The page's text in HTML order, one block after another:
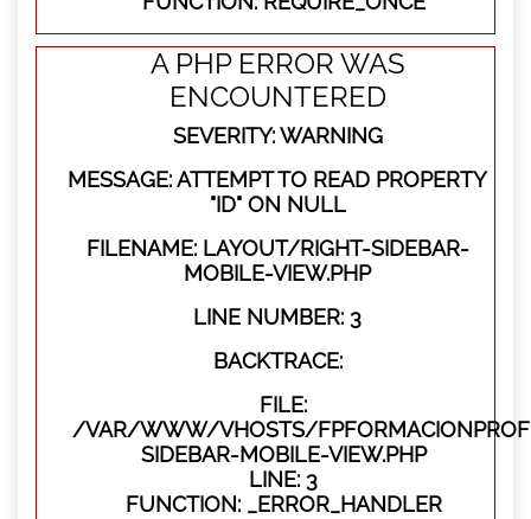
A PHP ERROR WAS
ENCOUNTERED
SEVERITY: WARNING
MESSAGE: ATTEMPT TO READ PROPERTY
"ID" ON NULL
FILENAME: LAYOUT/RIGHT-SIDEBAR-
MOBILE-VIEW.PHP
LINE NUMBER: 3
BACKTRACE:
FILE:
/VAR/WWW/VHOSTS/
SIDEBAR-MOBILE-VIEW.PHP
LINE: 3
FUNCTION: _ERROR_HANDLER